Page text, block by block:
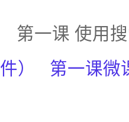
第一课 使用
件） 第一课微